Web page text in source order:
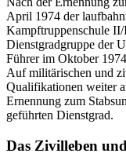
April 1974 der
Kampftruppenschule
Dienstgradgruppe der
Führer im Oktober
Auf militärischen und
Qualifikationen weiter
Ernennung zum
geführten Dienstgrad.
Das Zivilleben